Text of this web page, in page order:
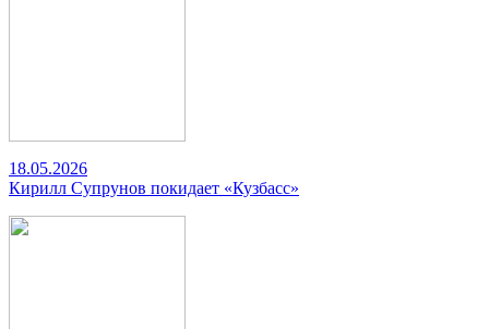
18.05.2026
Кирилл Супрунов покидает «Кузбасс»